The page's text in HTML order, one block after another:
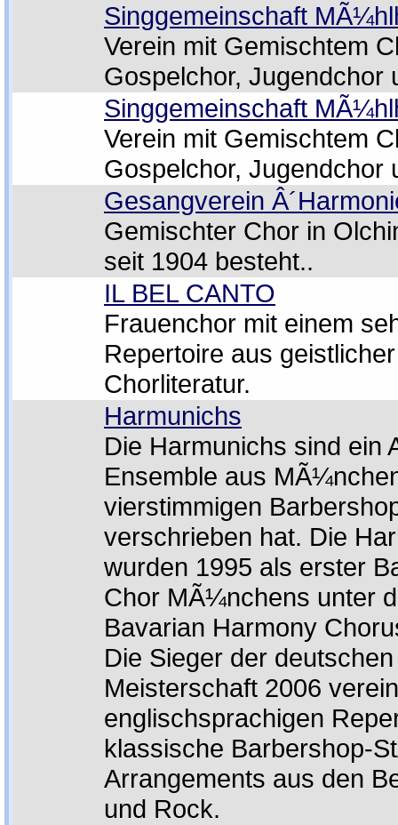
Singgemeinschaft
Verein mit Gemischtem
Gospelchor, Jugendchor
Singgemeinschaft
Verein mit Gemischtem
Gospelchor, Jugendchor
Gesangverein
Gemischter Chor in
seit 1904 besteht..
IL BEL CANTO
Frauenchor mit einem
Repertoire aus
Chorliteratur.
Harmunichs
Die Harmunichs sind ein
Ensemble aus
vierstimmigen
verschrieben hat. Die
wurden 1995 als erster
Chor MÃ¼nchens unter
Bavarian Harmony
Die Sieger der
Meisterschaft 2006
englischsprachigen
klassische Barbershop-
Arrangements aus den
und Rock.